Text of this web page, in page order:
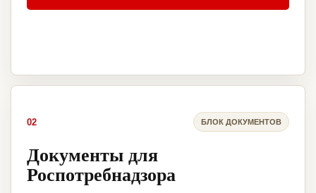
02 БЛОК ДОКУМЕНТОВ
Документы для
Роспотребнадзора